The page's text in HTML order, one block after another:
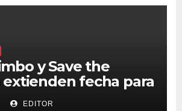
y Save the
fecha para
de
EDITOR